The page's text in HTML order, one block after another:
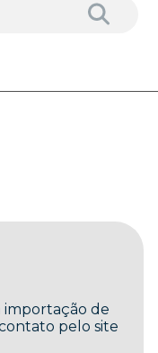
importação de
pelo site